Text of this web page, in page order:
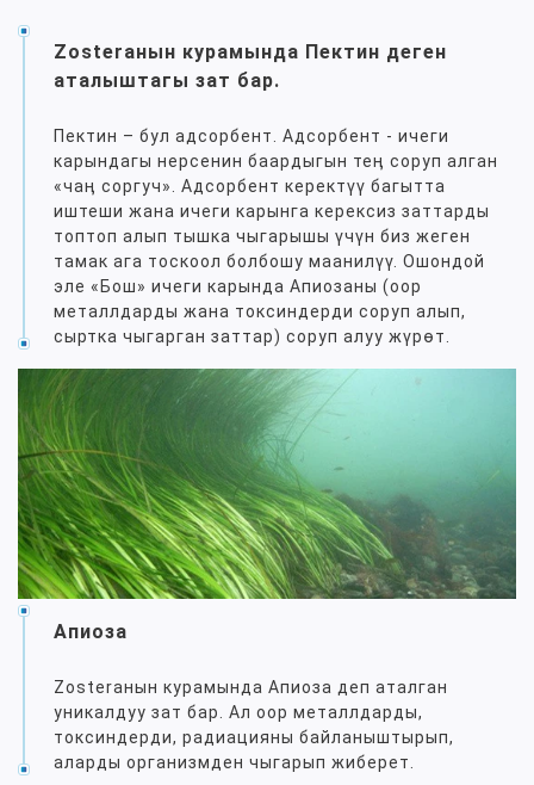
Zosteraнын курамында Пектин деген
аталыштагы зат бар.
Пектин – бул адсорбент. Адсорбент - ичеги
карындагы нерсенин баардыгын теӊ соруп алган
«чаӊ соргуч». Адсорбент керектүү багытта
иштеши жана ичеги карынга керексиз заттарды
топтоп алып тышка чыгарышы үчүн биз жеген
тамак ага тоскоол болбошу маанилүү. Ошондой
эле «Бош» ичеги карында Апиозаны (оор
металлдарды жана токсиндерди соруп алып,
сыртка чыгарган заттар) соруп алуу жүрөт.
Апиоза
Zosteraнын курамында Апиоза деп аталган
уникалдуу зат бар. Ал оор металлдарды,
токсиндерди, радиацияны байланыштырып,
аларды организмден чыгарып жиберет.